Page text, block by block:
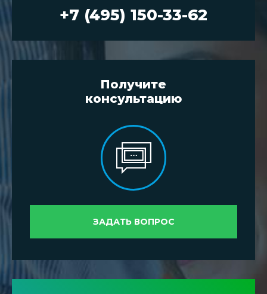
+7 (495) 150-33-62
Получите
консультацию
ЗАДАТЬ ВОПРОС